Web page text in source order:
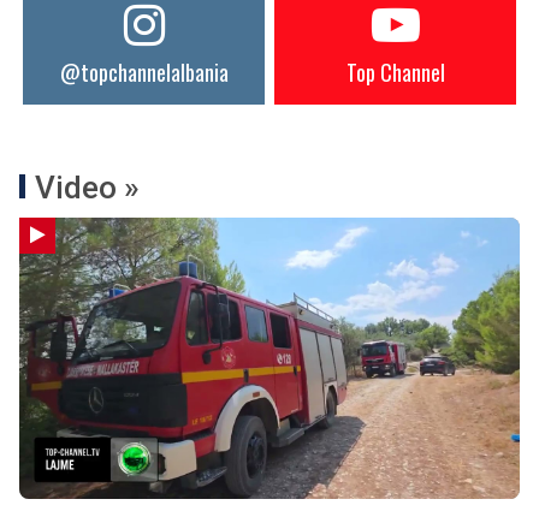
@topchannelalbania Top Channel
Video »